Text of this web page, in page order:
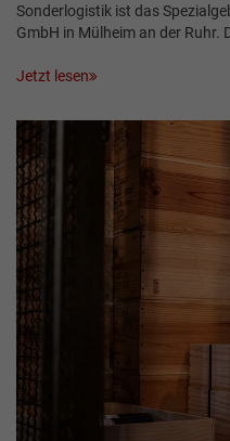
Sonderlogistik ist das
GmbH in Mülheim an der Ruhr.
Jetzt lesen